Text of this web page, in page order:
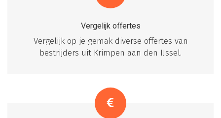
Vergelijk offertes
Vergelijk op je gemak diverse offertes van
bestrijders uit Krimpen aan den IJssel.